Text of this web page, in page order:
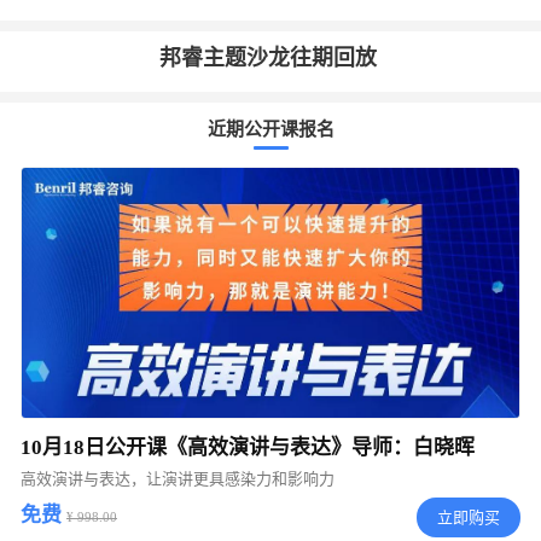
邦睿主题沙龙往期回放
近期公开课报名
10月18日公开课《高效演讲与表达》导师：白晓晖
高效演讲与表达，让演讲更具感染力和影响力
免费 ¥ 998.00 立即购买